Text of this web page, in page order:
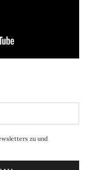
zu und